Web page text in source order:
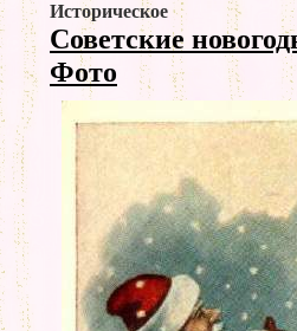
Историческое
Советские
Фото